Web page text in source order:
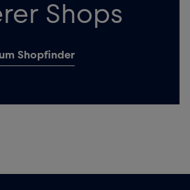
Shops
Shopfinder